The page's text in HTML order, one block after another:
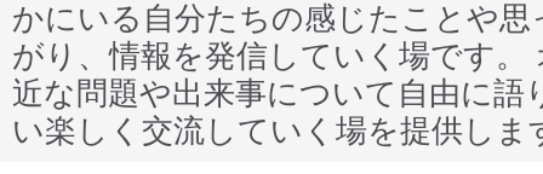
かにいる自分たちの感じたことや
がり、情報を発信していく場です
近な問題や出来事について自由に
い楽しく交流していく場を提供しま